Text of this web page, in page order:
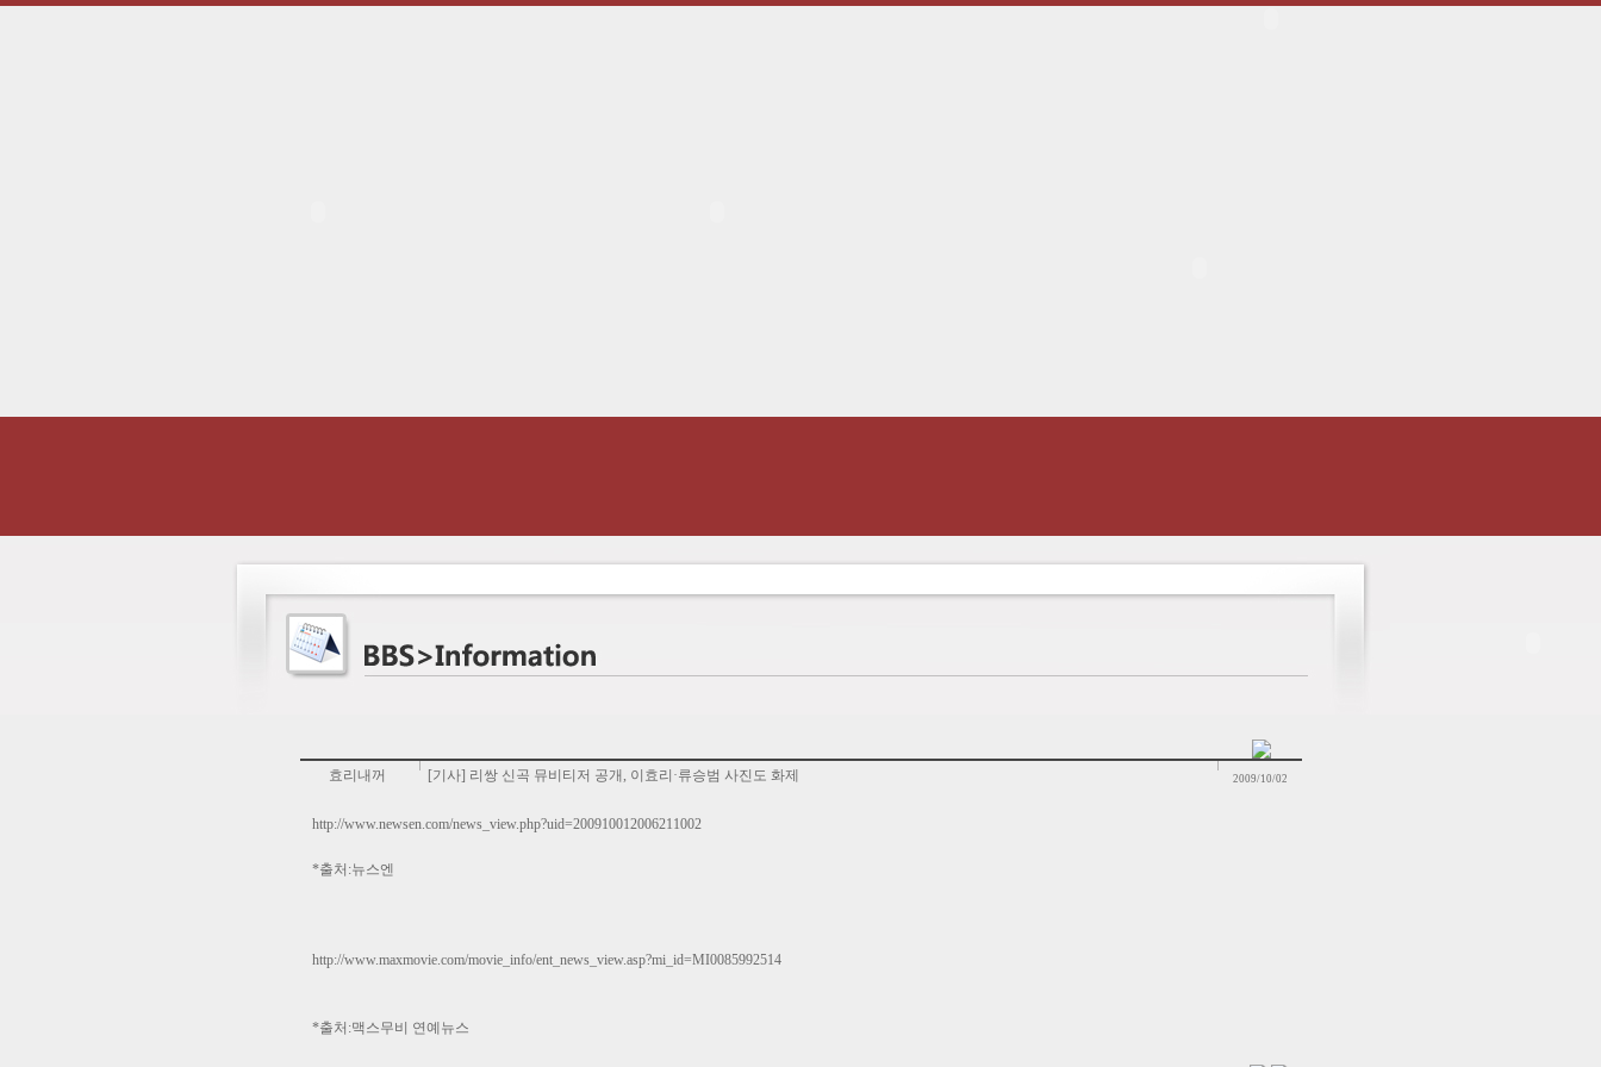
효리내꺼 [기사] 리쌍 신곡 뮤비티저 공개, 이효리·류승범 사진도 화제 2009/10/02
http://www.newsen.com/news_view.php?uid=200910012006211002
*출처:뉴스엔
http://www.maxmovie.com/movie_info/ent_news_view.asp?mi_id=MI0085992514
*출처:맥스무비 연예뉴스